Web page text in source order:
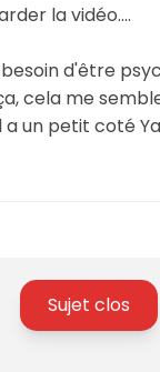
la vidéo....
d'être
cela me
a un petit coté
Sujet clos